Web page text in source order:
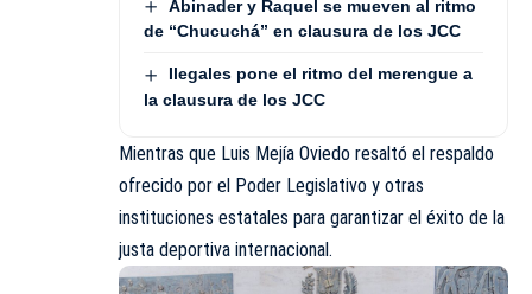
Abinader y Raquel se mueven al ritmo
de “Chucuchá” en clausura de los JCC
Ilegales pone el ritmo del merengue a
la clausura de los JCC
Mientras que Luis Mejía Oviedo resaltó el respaldo
ofrecido por el Poder Legislativo y otras
instituciones estatales para garantizar el éxito de la
justa deportiva internacional.